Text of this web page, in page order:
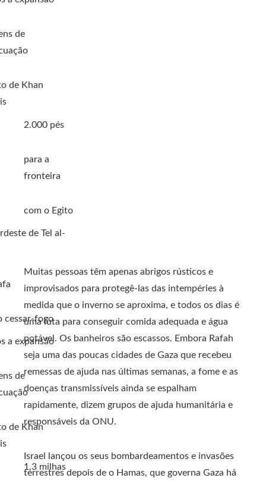
de
de Khan
2.000 pés
para a
fronteira
com o Egito
de Tel al-
cessar-fogo
a expansão
de
de Khan
1,3 milhas
Muitas pessoas têm apenas abrigos rústicos e
improvisados ​​para protegê-las das intempéries à
medida que o inverno se aproxima, e todos os dias é
uma luta para conseguir comida adequada e água
potável. Os banheiros são escassos. Embora Rafah
seja uma das poucas cidades de Gaza que recebeu
remessas de ajuda nas últimas semanas, a fome e as
doenças transmissíveis ainda se espalham
rapidamente, dizem grupos de ajuda humanitária e
responsáveis ​​da ONU.
Israel lançou os seus bombardeamentos e invasões
terrestres depois de o Hamas, que governa Gaza há